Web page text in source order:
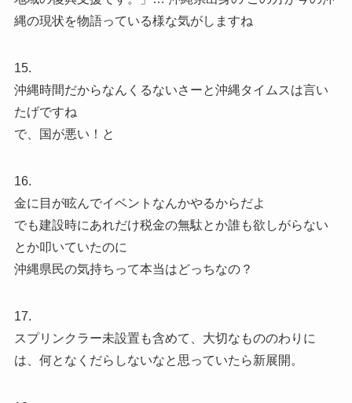
縄の現状を物語っている様な気がしますね
15.
沖縄時間だからなんくるないさーと沖縄タイムスは言い
たげですね
で、国が悪い！と
16.
金に目が眩んでイベントなんかやるからだよ
でも建設時にあれだけ税金の無駄とか誰も欲しがらない
とか叩いていたのに
沖縄県民の気持ちって本当はどっちなの？
17.
スプリンクラー未設置も含めて、大切なもののわりに
は、何となくだらしないなと思っていたら新展開。